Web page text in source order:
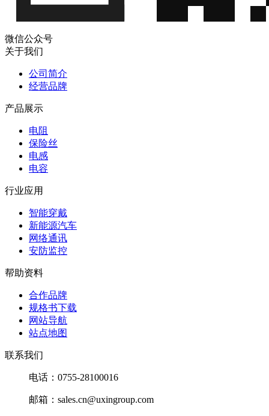
微信公众号
关于我们
公司简介
经营品牌
产品展示
电阻
保险丝
电感
电容
行业应用
智能穿戴
新能源汽车
网络通讯
安防监控
帮助资料
合作品牌
规格书下载
网站导航
站点地图
联系我们
电话：0755-28100016
邮箱：sales.cn@uxingroup.com